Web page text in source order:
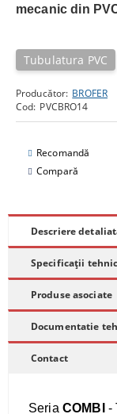
mecanic din
Tubulatura PVC
Producător: BROFER
Cod: PVCBRO14
Recomandă
Compară
Descriere
Specificații
Produse asociate
Documentatie
Contact
Seria COMBI -